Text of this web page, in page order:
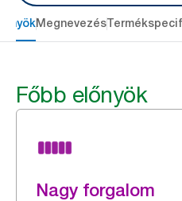
Megnevezés
Főbb előnyök
Nagy forgalom